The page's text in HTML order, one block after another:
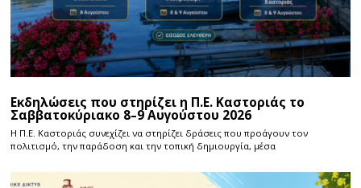
Εκδηλώσεις που στηρίζει η Π.Ε. Καστοριάς το
Σαββατοκύριακο 8–9 Αυγούστου 2026
Η Π.E. Καστοριάς συνεχίζει να στηρίζει δράσεις που προάγουν τον
πολιτισμό, την παράδοση και την τοπική δημιουργία, μέσα